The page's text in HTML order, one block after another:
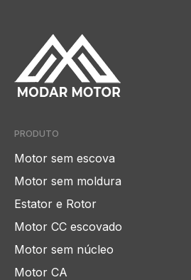
PRODUTO
Motor sem escova
Motor sem moldura
Estator e Rotor
Motor CC escovado
Motor sem núcleo
Motor CA